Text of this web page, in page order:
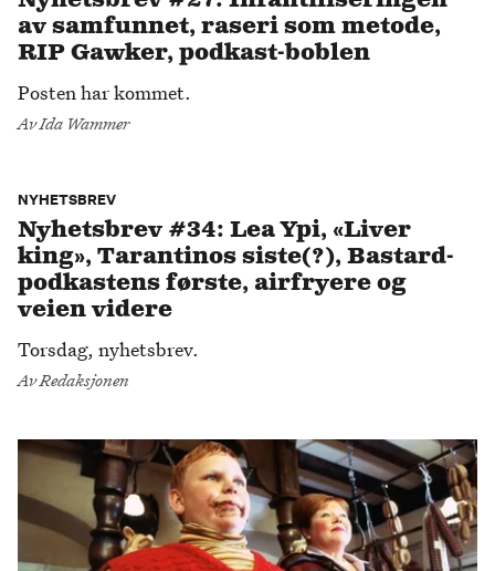
av samfunnet, raseri som metode,
RIP Gawker, podkast-boblen
Posten har kommet.
AvIda Wammer
NYHETSBREV
Nyhetsbrev #34: Lea Ypi, «Liver
king», Tarantinos siste(?), Bastard-
podkastens første, airfryere og
veien videre
Torsdag, nyhetsbrev.
AvRedaksjonen